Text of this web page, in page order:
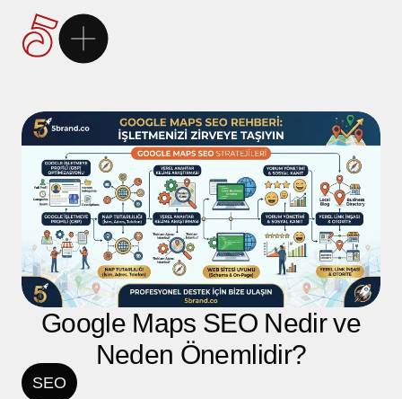
5Brand
Markalarımız
Hizmetlerimiz
Kariyer
İletişim
Google Maps SEO Nedir ve
Neden Önemlidir?
SEO